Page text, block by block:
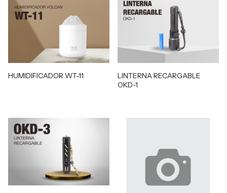
HUMIDIFICADOR WT-11
LINTERNA RECARGABLE
OKD-1